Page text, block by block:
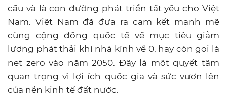
cầu và là con đường phát triển tất yếu cho Việt
Nam. Việt Nam đã đưa ra cam kết mạnh mẽ
cùng cộng đồng quốc tế về mục tiêu giảm
lượng phát thải khí nhà kính về 0, hay còn gọi là
net zero vào năm 2050. Đây là một quyết tâm
quan trọng vì lợi ích quốc gia và sức vươn lên
của nền kinh tế đất nước.